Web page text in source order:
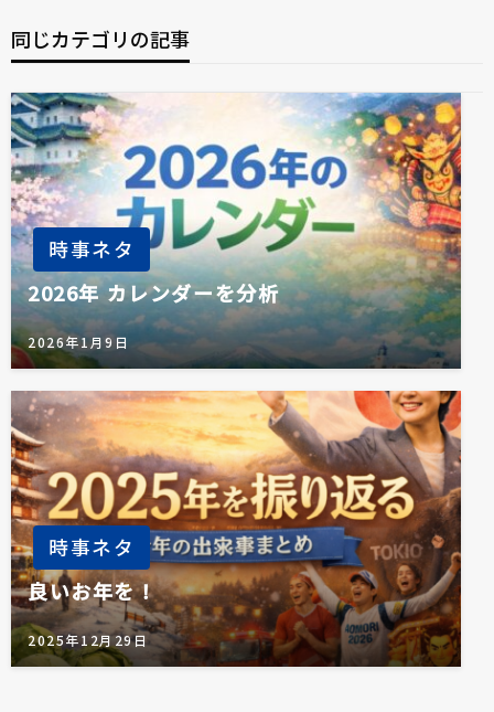
ー
シ
ョ
ン
同じカテゴリの記事
時事ネタ
2026年 カレンダーを分析
2026年1月9日
時事ネタ
良いお年を！
2025年12月29日